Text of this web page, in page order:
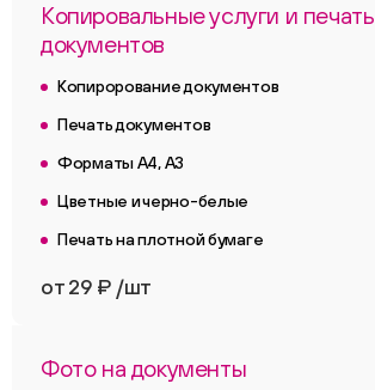
Копировальные услуги и печать
документов
Копирорование документов
Печать документов
Форматы А4, А3
Цветные и черно-белые
Печать на плотной бумаге
от 29 ₽ /шт
Фото на документы